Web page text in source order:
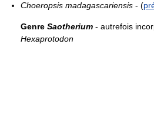
Choeropsis madagascariensis - (
Genre Saotherium - autrefois
Hexaprotodon